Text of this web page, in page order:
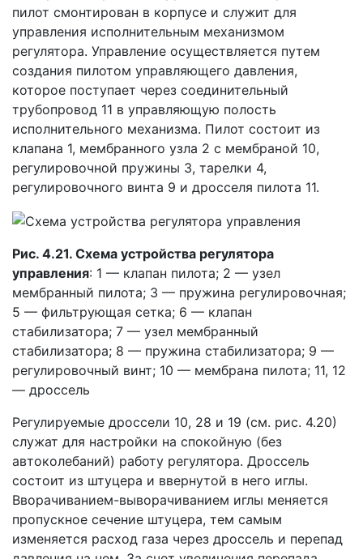
пилот смонтирован в корпусе и служит для
управления исполнительным механизмом
регулятора. Управление осуществляется путем
создания пилотом управляющего давления,
которое поступает через соединительный
трубопровод 11 в управляющую полость
исполнительного механизма. Пилот состоит из
клапана 1, мембранного узла 2 с мембраной 10,
регулировочной пружины 3, тарелки 4,
регулировочного винта 9 и дросселя пилота 11.
Рис. 4.21. Схема устройства регулятора
управления: 1 — клапан пилота; 2 — узел
мембранный пилота; 3 — пружина регулировочная;
5 — фильтрующая сетка; 6 — клапан
стабилизатора; 7 — узел мембранный
стабилизатора; 8 — пружина стабилизатора; 9 —
регулировочный винт; 10 — мембрана пилота; 11, 12
— дроссель
Регулируемые дроссели 10, 28 и 19 (см. рис. 4.20)
служат для настройки на спокойную (без
автоколебаний) работу регулятора. Дроссель
состоит из штуцера и ввернутой в него иглы.
Вворачиванием-выворачиванием иглы меняется
пропускное сечение штуцера, тем самым
изменяется расход газа через дроссель и перепад